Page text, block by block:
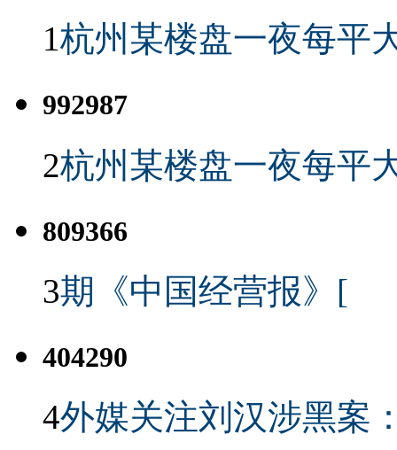
1杭州某楼盘一夜每平
992987
2杭州某楼盘一夜每平
809366
3期《中国经营报》[
404290
4外媒关注刘汉涉黑案